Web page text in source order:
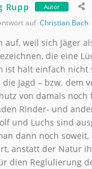
Rupp Autor
auf Christian Bach
auf, weil sich Jäger
die eine
ist halt einfach nicht
Jagd – bzw. dem
von damals noch
Rinder- und
und Luchs sind
dann noch soweit,
anstatt der Natur
dien Reglulierung